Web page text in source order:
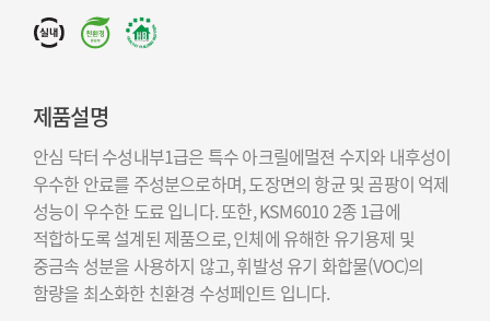
제품설명
안심 닥터 수성내부1급은 특수 아크릴에멀젼 수지와 내후성이
우수한 안료를 주성분으로하며, 도장면의 항균 및 곰팡이 억제
성능이 우수한 도료 입니다. 또한, KSM6010 2종 1급에
적합하도록 설계된 제품으로, 인체에 유해한 유기용제 및
중금속 성분을 사용하지 않고, 휘발성 유기 화합물(VOC)의
함량을 최소화한 친환경 수성페인트 입니다.